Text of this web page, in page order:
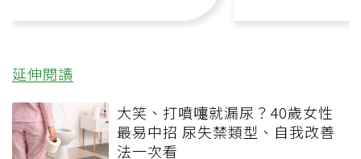
延伸閱讀
大笑、打噴嚏就漏尿？40歲女性
最易中招 尿失禁類型、自我改善
法一次看